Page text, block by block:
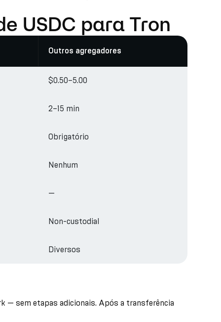
USDC para Tron
Outros agregadores
$0.50–5.00
2–15 min
Obrigatório
Nenhum
—
Non-custodial
Diversos
— sem etapas adicionais. Após a transferência